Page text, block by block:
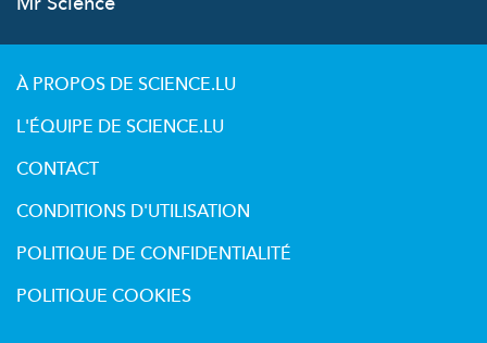
À PROPOS DE SCIENCE.LU
L'ÉQUIPE DE SCIENCE.LU
CONTACT
CONDITIONS D'UTILISATION
POLITIQUE DE CONFIDENTIALITÉ
POLITIQUE COOKIES